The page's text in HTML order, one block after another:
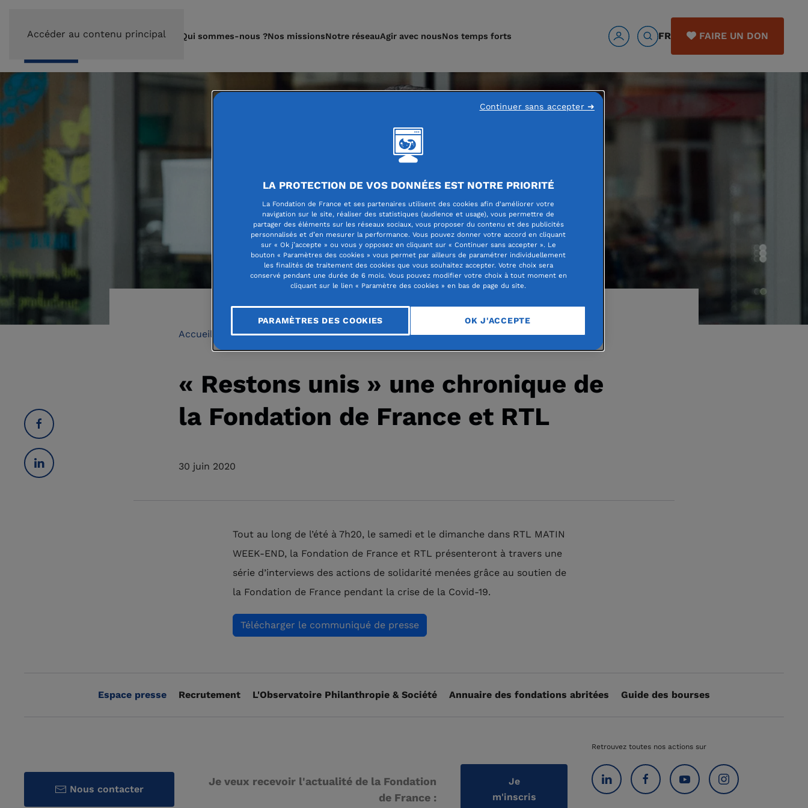
Accéder au contenu principal Qui sommes-nous ?Nos missionsNotre réseauAgir avec nousNos temps forts FR FAIRE UN DON
Accueil Espace presse Communiqué de presse 2020
« Restons unis » une chronique de
la Fondation de France et RTL
30 juin 2020
Tout au long de l’été à 7h20, le samedi et le dimanche dans RTL MATIN
WEEK-END, la Fondation de France et RTL présenteront à travers une
série d’interviews des actions de solidarité menées grâce au soutien de
la Fondation de France pendant la crise de la Covid-19.
Télécharger le communiqué de presse
Espace presse Recrutement L'Observatoire Philanthropie & Société Annuaire des fondations abritées Guide des bourses
Nous contacter
Je veux recevoir l'actualité de la Fondation
de France :
Je
m'inscris
Retrouvez toutes nos actions sur
LA PROTECTION DE VOS DONNÉES EST NOTRE PRIORITÉ
La Fondation de France et ses partenaires utilisent des cookies afin d'améliorer votre
navigation sur le site, réaliser des statistiques (audience et usage), vous permettre de
partager des éléments sur les réseaux sociaux, vous proposer du contenu et des publicités
personnalisés et d’en mesurer la performance. Vous pouvez donner votre accord en cliquant
sur « Ok j’accepte » ou vous y opposez en cliquant sur « Continuer sans accepter ». Le
bouton « Paramètres des cookies » vous permet par ailleurs de paramétrer individuellement
les finalités de traitement des cookies que vous souhaitez accepter. Votre choix sera
conservé pendant une durée de 6 mois. Vous pouvez modifier votre choix à tout moment en
cliquant sur le lien « Paramètre des cookies » en bas de page du site.
PARAMÈTRES DES COOKIES OK J'ACCEPTE
Continuer sans accepter ➜